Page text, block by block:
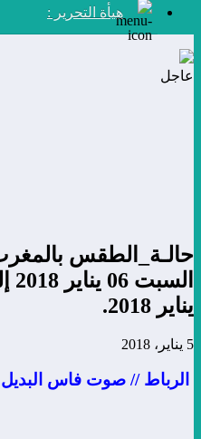
هيأة التحرير :
عاجل
حالـة_الطقس
يناير 2018.
5 يناير، 2018
الرباط // صوت فاس